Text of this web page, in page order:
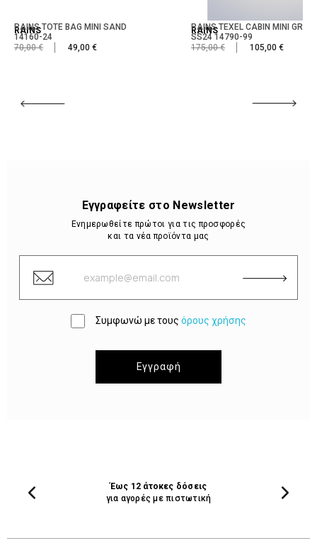
RAINS
RAINS TOTE BAG MINI SAND
14160-24
70,00 €
49,00 €
RAINS
RAINS TEXEL CABIN MINI GREY
SS24 14790-99
175,00 €
105,00 €
Εγγραφείτε στο Newsletter
Ενημερωθείτε πρώτοι για τις προσφορές
και τα νέα προϊόντα μας
Συμφωνώ με τους όρους χρήσης
Εγγραφή
Έως 12 άτοκες δόσεις
για αγορές με πιστωτική